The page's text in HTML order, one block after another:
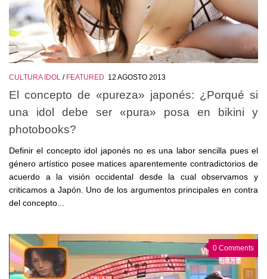
CULTURA IDOL / FEATURED 12 AGOSTO 2013
El concepto de «pureza» japonés: ¿Porqué si
una idol debe ser «pura» posa en bikini y
photobooks?
Definir el concepto idol japonés no es una labor sencilla pues el
género artístico posee matices aparentemente contradictorios de
acuerdo a la visión occidental desde la cual observamos y
criticamos a Japón. Uno de los argumentos principales en contra
del concepto...
0 Comments